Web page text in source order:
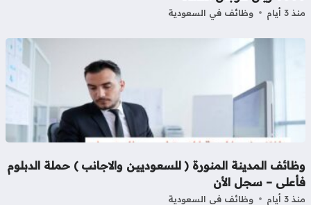
أيام وظائف في السعودية
المدينة المنورة ( للسعوديين والاجانب ) حملة الدبلوم
– سجل الأن
أيام وظائف في السعودية